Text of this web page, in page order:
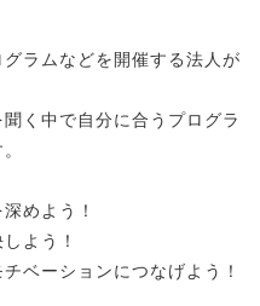
ラムなどを開催する法人が
く中で自分に合うプログラ
めよう！
よう！
ベーションにつなげよう！